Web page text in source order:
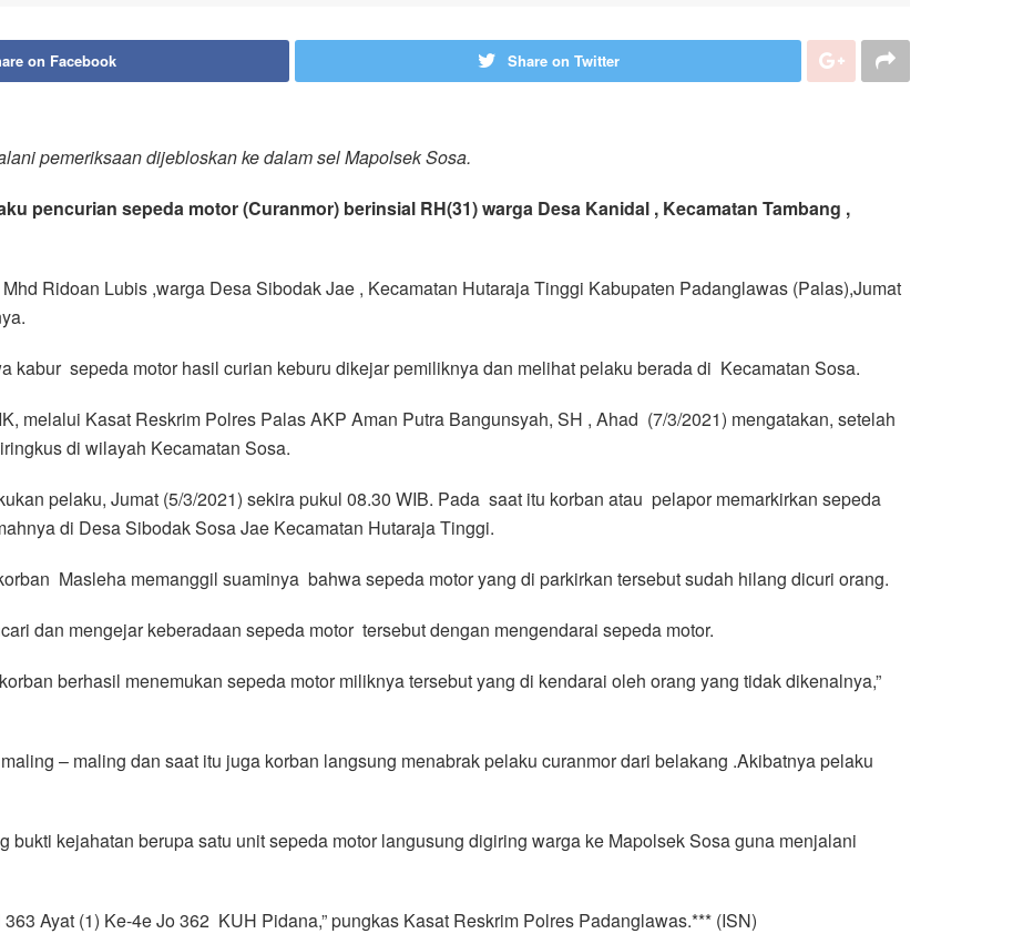
on Facebook Share on Twitter
pemeriksaan dijebloskan ke dalam sel Mapolsek Sosa.
pencurian sepeda motor (Curanmor) berinsial RH(31) warga Desa Kanidal , Kecamatan Tambang ,
Ridoan Lubis ,warga Desa Sibodak Jae , Kecamatan Hutaraja Tinggi Kabupaten Padanglawas (Palas),Jumat
kabur sepeda motor hasil curian keburu dikejar pemiliknya dan melihat pelaku berada di Kecamatan Sosa.
melalui Kasat Reskrim Polres Palas AKP Aman Putra Bangunsyah, SH , Ahad (7/3/2021) mengatakan, setelah
di wilayah Kecamatan Sosa.
pelaku, Jumat (5/3/2021) sekira pukul 08.30 WIB. Pada saat itu korban atau pelapor memarkirkan sepeda
di Desa Sibodak Sosa Jae Kecamatan Hutaraja Tinggi.
Masleha memanggil suaminya bahwa sepeda motor yang di parkirkan tersebut sudah hilang dicuri orang.
dan mengejar keberadaan sepeda motor tersebut dengan mengendarai sepeda motor.
berhasil menemukan sepeda motor miliknya tersebut yang di kendarai oleh orang yang tidak dikenalnya,”
– maling dan saat itu juga korban langsung menabrak pelaku curanmor dari belakang .Akibatnya pelaku
bukti kejahatan berupa satu unit sepeda motor langusung digiring warga ke Mapolsek Sosa guna menjalani
Ayat (1) Ke-4e Jo 362 KUH Pidana,” pungkas Kasat Reskrim Polres Padanglawas.*** (ISN)